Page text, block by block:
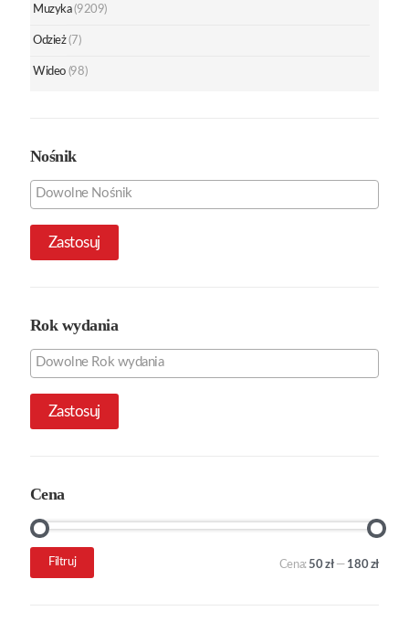
Muzyka (9209)
Odzież (7)
Wideo (98)
Nośnik
Zastosuj
Rok wydania
Zastosuj
Cena
Cena
Cena
Filtruj Cena:50 zł— 180 zł